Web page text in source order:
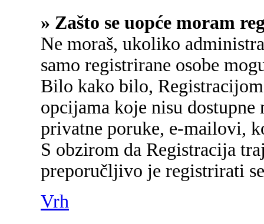
» Zašto se uopće moram
Ne moraš, ukoliko
samo registrirane osobe
Bilo kako bilo,
opcijama koje nisu
privatne poruke, e-mailovi,
S obzirom da Registracija
preporučljivo je registrirati
Vrh